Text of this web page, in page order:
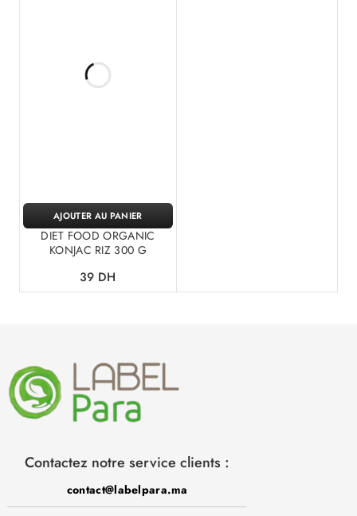
DIET FOOD ORGANIC
KONJAC RIZ 300 G
39 DH
AJOUTER AU PANIER
Contactez notre service clients :
contact@labelpara.ma